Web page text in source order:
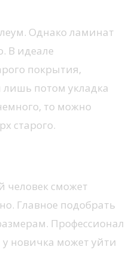
Однако ламинат
В идеале
покрытия,
потом укладка
то можно
старого.
человек сможет
Главное подобрать
Профессионал
у новичка может уйти